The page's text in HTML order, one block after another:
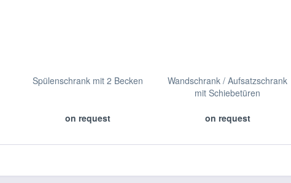
Spülenschrank mit 2 Becken
on request
Wandschrank / Aufsatzschrank
mit Schiebetüren
on request